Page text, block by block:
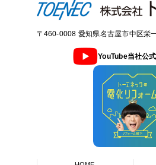
〒460-0008 愛知県名古屋市中区栄
YouTube当社公